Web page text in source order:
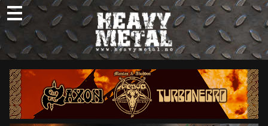
Skip
to
content
Nyheter
Omtaler
Intervjuer